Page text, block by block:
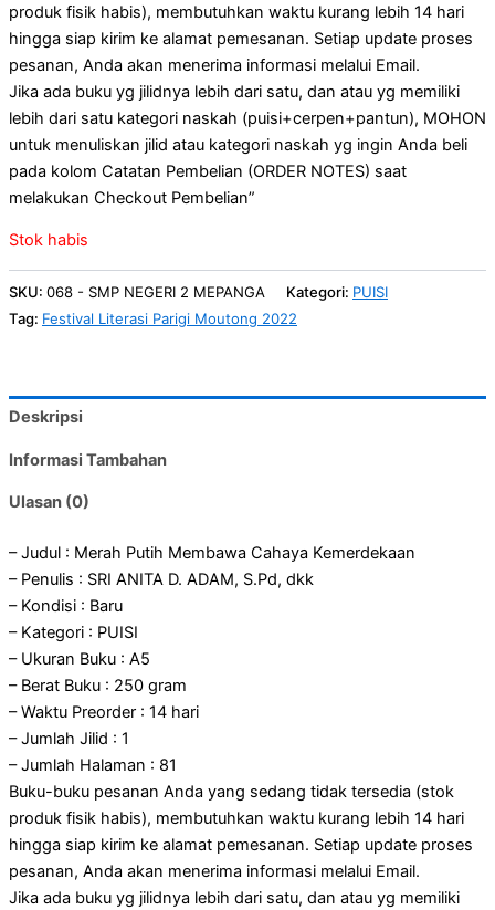
produk fisik habis), membutuhkan waktu kurang lebih 14 hari
hingga siap kirim ke alamat pemesanan. Setiap update proses
pesanan, Anda akan menerima informasi melalui Email.
Jika ada buku yg jilidnya lebih dari satu, dan atau yg memiliki
lebih dari satu kategori naskah (puisi+cerpen+pantun), MOHON
untuk menuliskan jilid atau kategori naskah yg ingin Anda beli
pada kolom Catatan Pembelian (ORDER NOTES) saat
melakukan Checkout Pembelian”
Stok habis
SKU: 068 - SMP NEGERI 2 MEPANGA Kategori: PUISI
Tag: Festival Literasi Parigi Moutong 2022
Deskripsi
Informasi Tambahan
Ulasan (0)
– Judul : Merah Putih Membawa Cahaya Kemerdekaan
– Penulis : SRI ANITA D. ADAM, S.Pd, dkk
– Kondisi : Baru
– Kategori : PUISI
– Ukuran Buku : A5
– Berat Buku : 250 gram
– Waktu Preorder : 14 hari
– Jumlah Jilid : 1
– Jumlah Halaman : 81
Buku-buku pesanan Anda yang sedang tidak tersedia (stok
produk fisik habis), membutuhkan waktu kurang lebih 14 hari
hingga siap kirim ke alamat pemesanan. Setiap update proses
pesanan, Anda akan menerima informasi melalui Email.
Jika ada buku yg jilidnya lebih dari satu, dan atau yg memiliki